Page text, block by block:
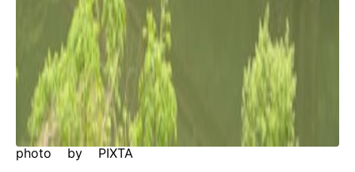
photo by PIXTA